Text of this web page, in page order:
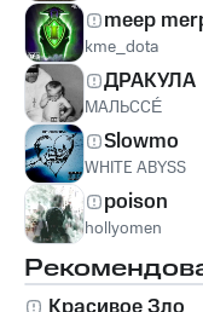
meep
kme_dota
ДРАКУЛА
МАЛЬССÉ
Slowmo
WHITE ABYSS
poison
hollyomen